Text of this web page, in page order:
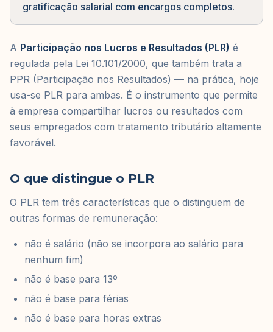
gratificação salarial com encargos completos.
A Participação nos Lucros e Resultados (PLR) é
regulada pela Lei 10.101/2000, que também trata a
PPR (Participação nos Resultados) — na prática, hoje
usa-se PLR para ambas. É o instrumento que permite
à empresa compartilhar lucros ou resultados com
seus empregados com tratamento tributário altamente
favorável.
O que distingue o PLR
O PLR tem três características que o distinguem de
outras formas de remuneração:
não é salário (não se incorpora ao salário para
nenhum fim)
não é base para 13º
não é base para férias
não é base para horas extras